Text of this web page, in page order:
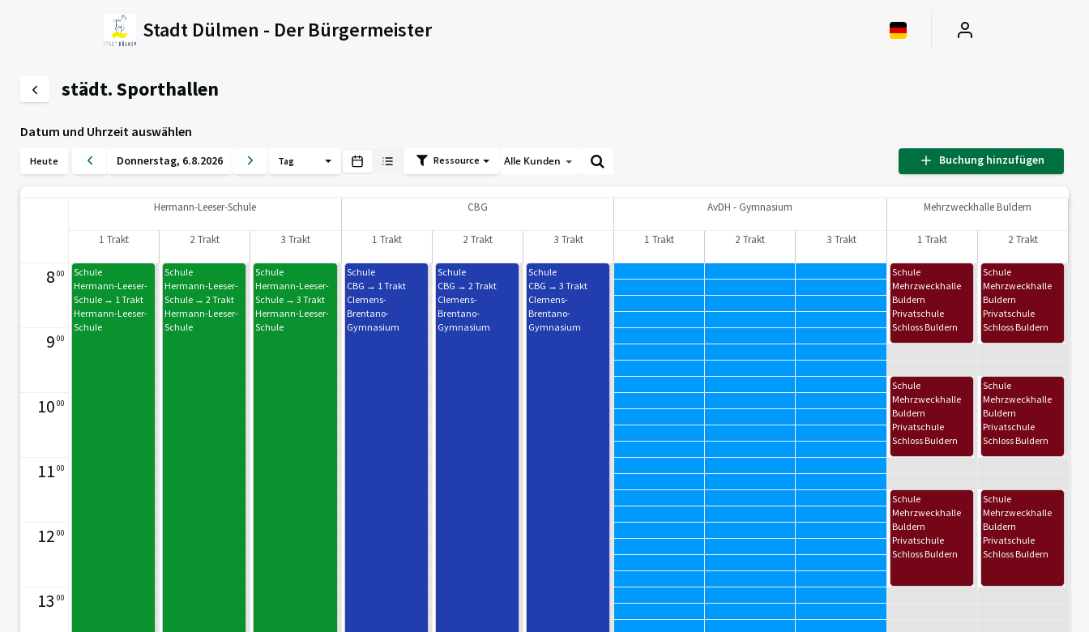
Stadt Dülmen - Der Bürgermeister
städt. Sporthallen
Datum und Uhrzeit auswählen
Heute Donnerstag, 6.8.2026 Tag Ressource Alle Kunden Buchung hinzufügen
Hermann-Leeser-Schule CBG AvDH - Gymnasium Mehrzweckhalle Buldern
1 Trakt 2 Trakt 3 Trakt 1 Trakt 2 Trakt 3 Trakt 1 Trakt 2 Trakt 3 Trakt 1 Trakt 2 Trakt
8 00
9 00
10 00
11 00
12 00
13 00
Schule
Hermann-Leeser-
Schule → 1 Trakt
Hermann-Leeser-
Schule
Schule
Hermann-Leeser-
Schule → 2 Trakt
Hermann-Leeser-
Schule
Schule
Hermann-Leeser-
Schule → 3 Trakt
Hermann-Leeser-
Schule
Schule
CBG → 1 Trakt
Clemens-
Brentano-
Gymnasium
Schule
CBG → 2 Trakt
Clemens-
Brentano-
Gymnasium
Schule
CBG → 3 Trakt
Clemens-
Brentano-
Gymnasium
Schule
Mehrzweckhalle
Buldern
Privatschule
Schloss Buldern
Schule
Mehrzweckhalle
Buldern
Privatschule
Schloss Buldern
Schule
Mehrzweckhalle
Buldern
Privatschule
Schloss Buldern
Schule
Mehrzweckhalle
Buldern
Privatschule
Schloss Buldern
Schule
Mehrzweckhalle
Buldern
Privatschule
Schloss Buldern
Schule
Mehrzweckhalle
Buldern
Privatschule
Schloss Buldern